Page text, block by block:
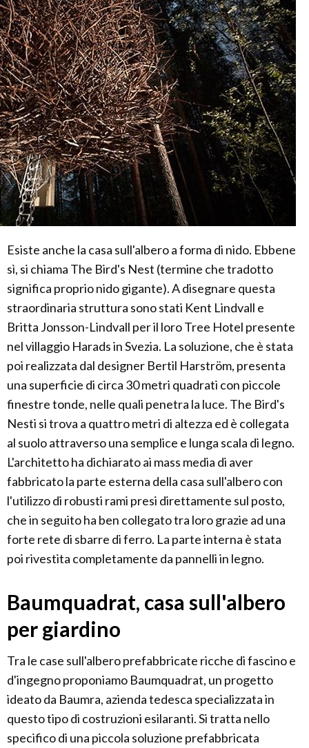
Esiste anche la casa sull'albero a forma di nido. Ebbene
sì, si chiama The Bird's Nest (termine che tradotto
significa proprio nido gigante). A disegnare questa
straordinaria struttura sono stati Kent Lindvall e
Britta Jonsson-Lindvall per il loro Tree Hotel presente
nel villaggio Harads in Svezia. La soluzione, che è stata
poi realizzata dal designer Bertil Harström, presenta
una superficie di circa 30 metri quadrati con piccole
finestre tonde, nelle quali penetra la luce. The Bird's
Nesti si trova a quattro metri di altezza ed è collegata
al suolo attraverso una semplice e lunga scala di legno.
L'architetto ha dichiarato ai mass media di aver
fabbricato la parte esterna della casa sull'albero con
l'utilizzo di robusti rami presi direttamente sul posto,
che in seguito ha ben collegato tra loro grazie ad una
forte rete di sbarre di ferro. La parte interna è stata
poi rivestita completamente da pannelli in legno.
Baumquadrat, casa sull'albero
per giardino
Tra le case sull'albero prefabbricate ricche di fascino e
d'ingegno proponiamo Baumquadrat, un progetto
ideato da Baumra, azienda tedesca specializzata in
questo tipo di costruzioni esilaranti. Si tratta nello
specifico di una piccola soluzione prefabbricata